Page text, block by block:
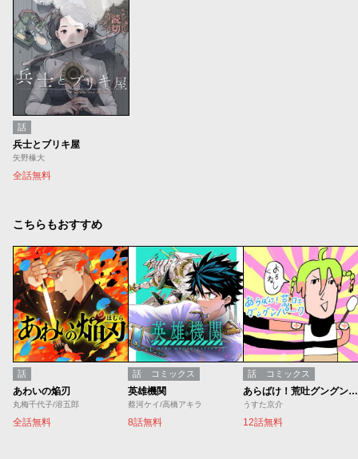
話
兵士とブリキ屋
矢野椽大
全話無料
こちらもおすすめ
話
あわいの焔刃
丸梅千代子/溶五郎
全話無料
話 コミックス
英雄機関
蔡河ケイ/高橋アキラ
8話無料
話 コミックス
あらばけ！荒吐グングンパーク
うすた京介
12話無料